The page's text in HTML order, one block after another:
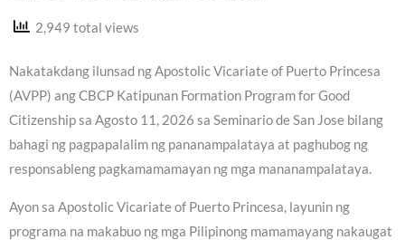
2,949 total views
Nakatakdang ilunsad ng Apostolic Vicariate of Puerto Princesa
(AVPP) ang CBCP Katipunan Formation Program for Good
Citizenship sa Agosto 11, 2026 sa Seminario de San Jose bilang
bahagi ng pagpapalalim ng pananampalataya at paghubog ng
responsableng pagkamamamayan ng mga mananampalataya.
Ayon sa Apostolic Vicariate of Puerto Princesa, layunin ng
programa na makabuo ng mga Pilipinong mamamayang nakaugat